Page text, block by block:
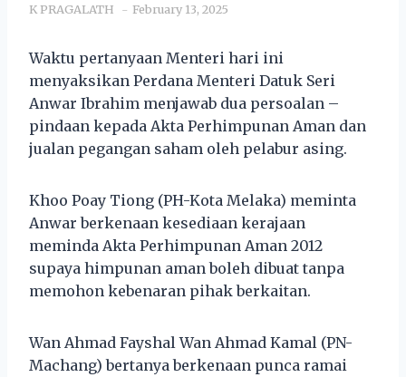
K PRAGALATH February 13, 2025
Waktu pertanyaan Menteri hari ini
menyaksikan Perdana Menteri Datuk Seri
Anwar Ibrahim menjawab dua persoalan –
pindaan kepada Akta Perhimpunan Aman dan
jualan pegangan saham oleh pelabur asing.
Khoo Poay Tiong (PH-Kota Melaka) meminta
Anwar berkenaan kesediaan kerajaan
meminda Akta Perhimpunan Aman 2012
supaya himpunan aman boleh dibuat tanpa
memohon kebenaran pihak berkaitan.
Wan Ahmad Fayshal Wan Ahmad Kamal (PN-
Machang) bertanya berkenaan punca ramai